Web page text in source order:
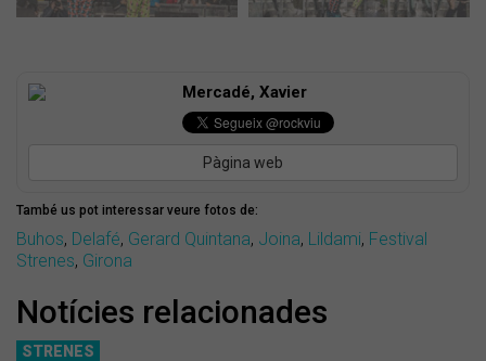
Mercadé, Xavier
Pàgina web
També us pot interessar veure fotos de:
Buhos, Delafé, Gerard Quintana, Joina, Lildami, Festival
Strenes, Girona
Notícies relacionades
STRENES